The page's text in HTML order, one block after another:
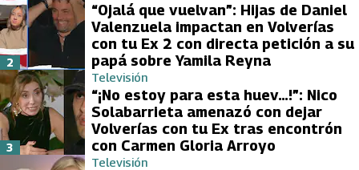
“Ojalá que vuelvan”: Hijas de Daniel
Valenzuela impactan en Volverías
con tu Ex 2 con directa petición a su
papá sobre Yamila Reyna
2
Televisión
“¡No estoy para esta huev…!”: Nico
Solabarrieta amenazó con dejar
Volverías con tu Ex tras encontrón
con Carmen Gloria Arroyo
3
Televisión